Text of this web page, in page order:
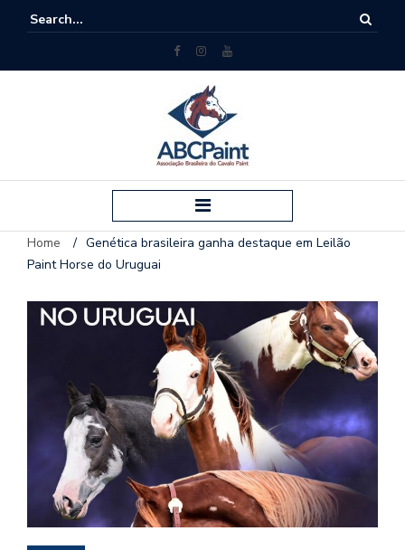
Home / Genética brasileira ganha destaque em Leilão
Paint Horse do Uruguai